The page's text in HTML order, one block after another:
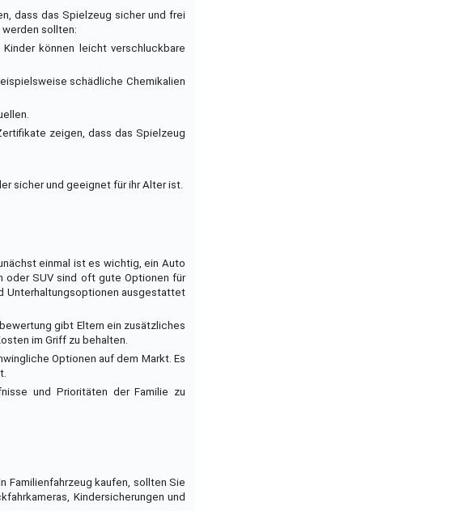
dass das Spielzeug sicher und frei
sollten:
können leicht verschluckbare
schädliche Chemikalien
zeigen, dass das Spielzeug
sicher und geeignet für ihr Alter ist.
einmal ist es wichtig, ein Auto
oder SUV sind oft gute Optionen für
Unterhaltungsoptionen ausgestattet
gibt Eltern ein zusätzliches
im Griff zu behalten.
Optionen auf dem Markt. Es
und Prioritäten der Familie zu
Familienfahrzeug kaufen, sollten Sie
Kindersicherungen und